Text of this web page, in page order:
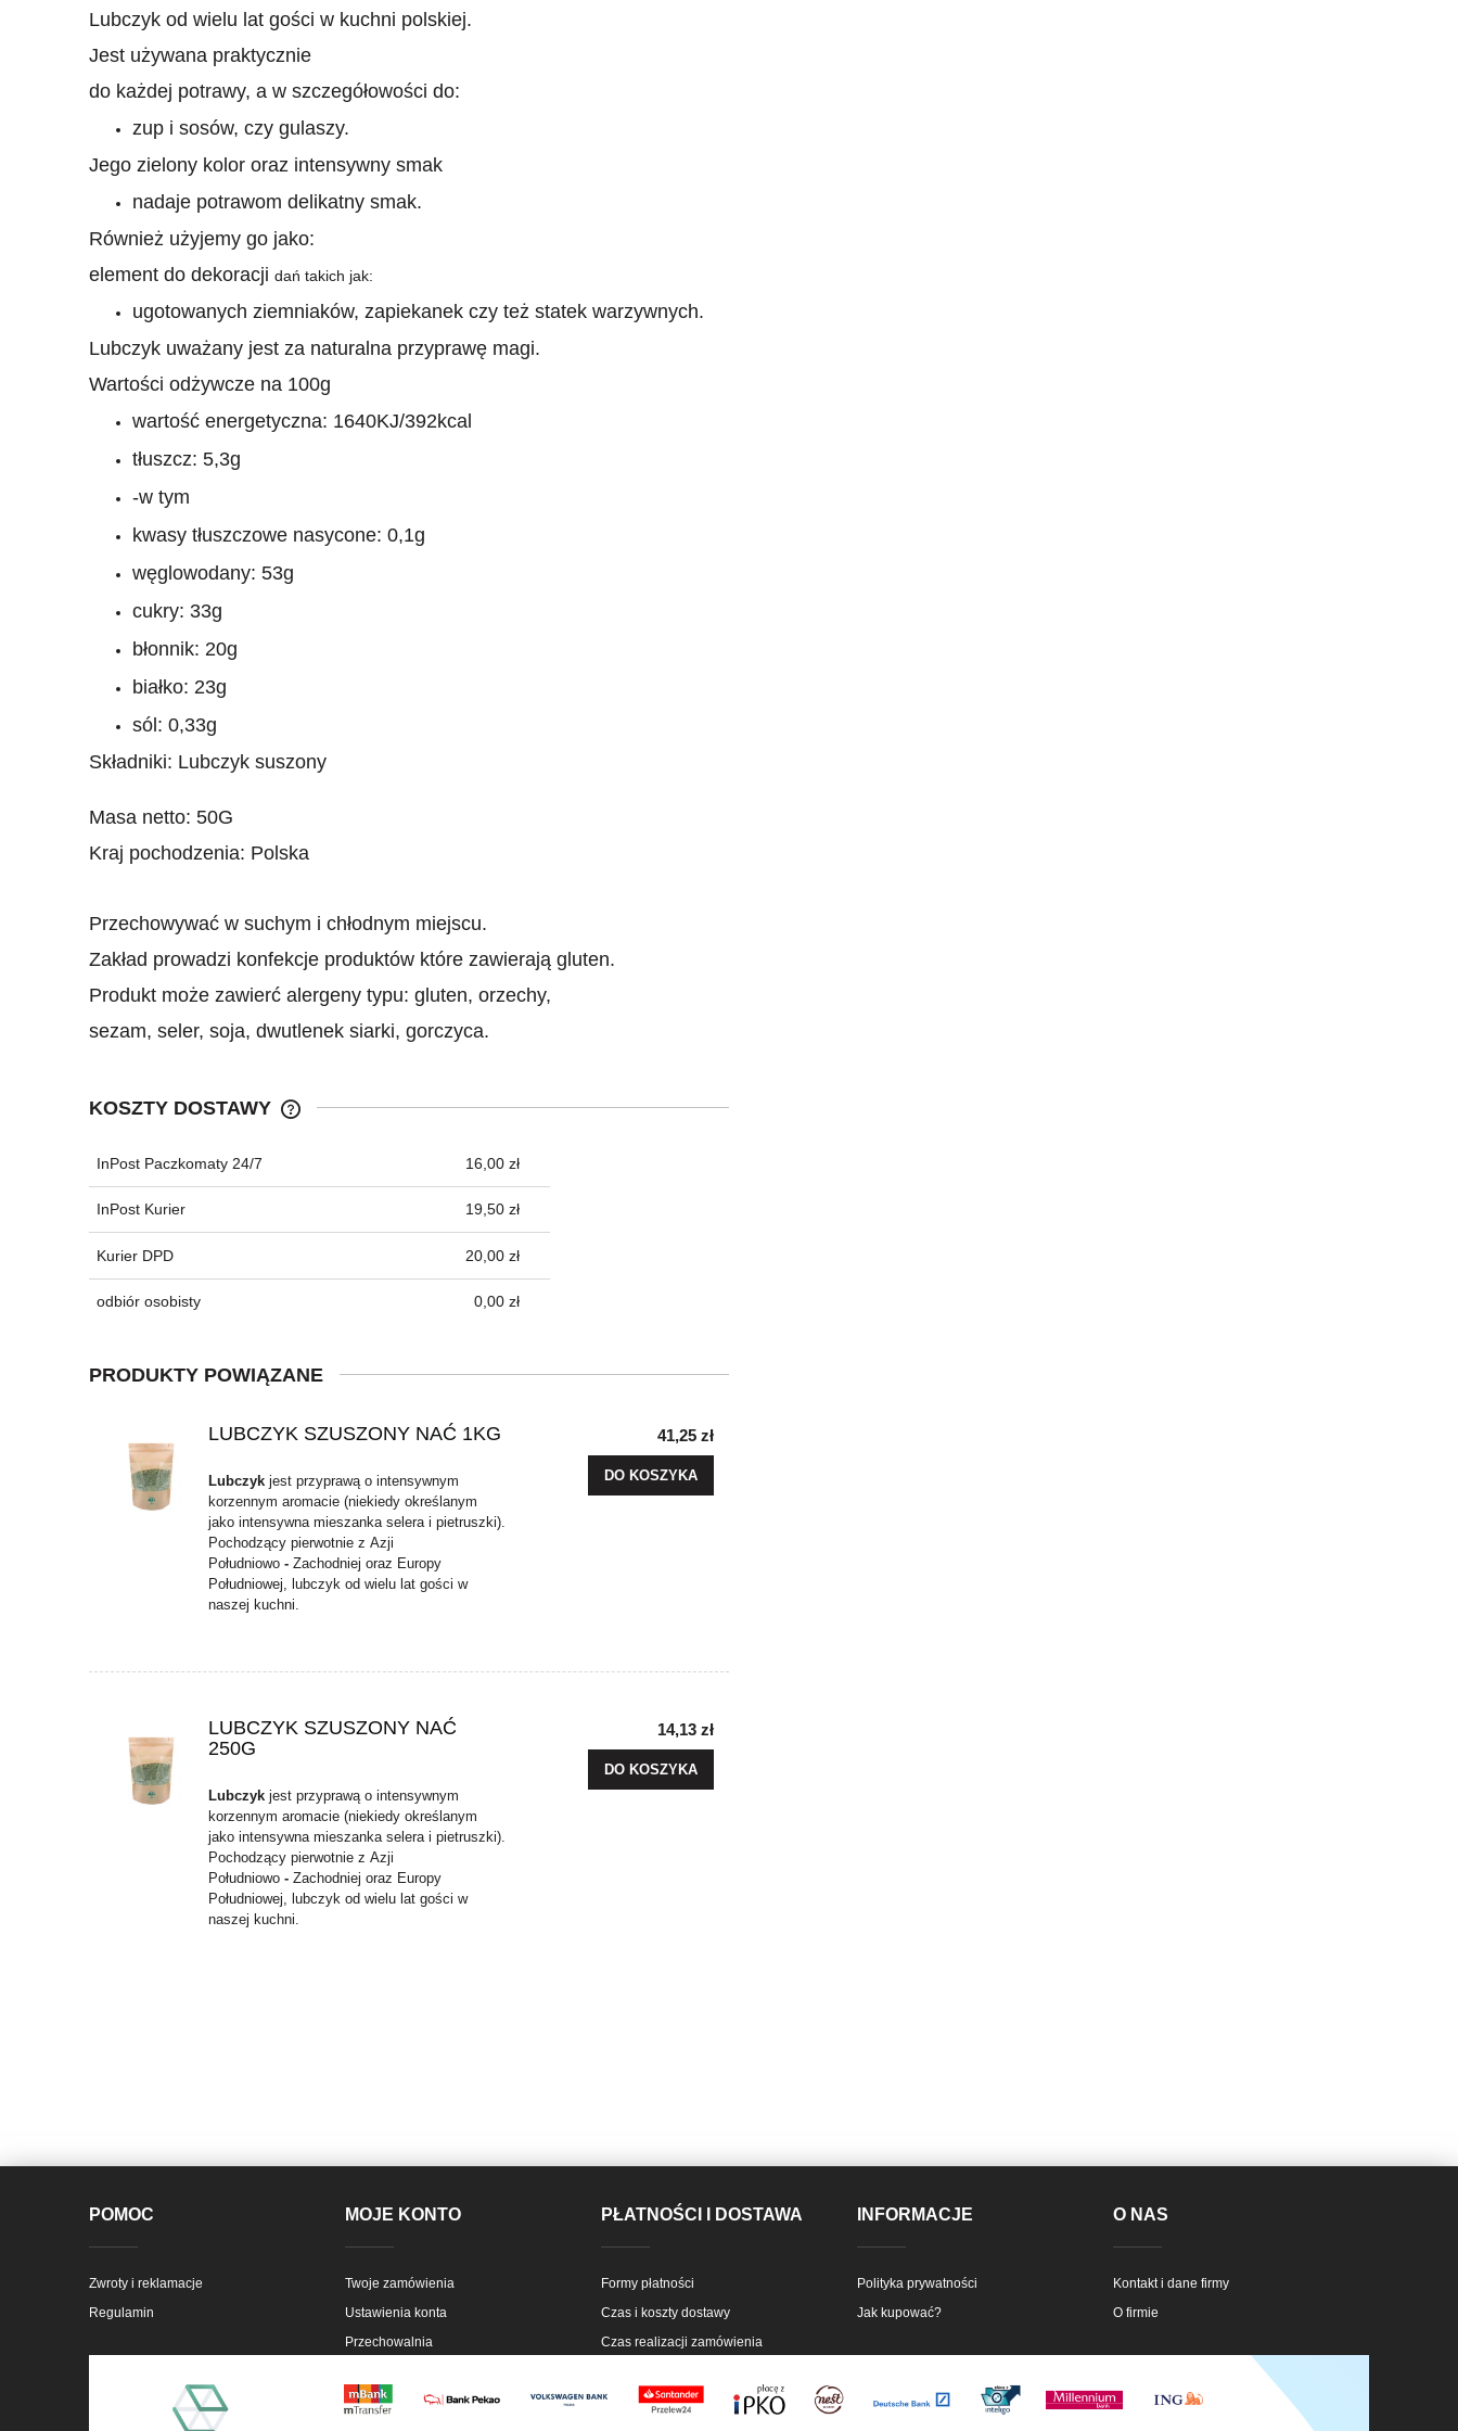
Lubczyk od wielu lat gości w kuchni polskiej.
Jest używana praktycznie
do każdej potrawy, a w szczegółowości do:
zup i sosów, czy gulaszy.
Jego zielony kolor oraz intensywny smak
nadaje potrawom delikatny smak.
Również użyjemy go jako:
element do dekoracji dań takich jak:
ugotowanych ziemniaków, zapiekanek czy też statek warzywnych.
Lubczyk uważany jest za naturalna przyprawę magi.
Wartości odżywcze na 100g
wartość energetyczna: 1640KJ/392kcal
tłuszcz: 5,3g
-w tym
kwasy tłuszczowe nasycone: 0,1g
węglowodany: 53g
cukry: 33g
błonnik: 20g
białko: 23g
sól: 0,33g
Składniki: Lubczyk suszony
Masa netto: 50G
Kraj pochodzenia: Polska
Przechowywać w suchym i chłodnym miejscu.
Zakład prowadzi konfekcje produktów które zawierają gluten.
Produkt może zawierć alergeny typu: gluten, orzechy,
sezam, seler, soja, dwutlenek siarki, gorczyca.
KOSZTY DOSTAWY
CENA NIE ZAWIERA EWENTUALNYCH
KOSZTÓW PŁATNOŚCI
InPost Paczkomaty 24/7 16,00 zł
InPost Kurier 19,50 zł
Kurier DPD 20,00 zł
odbiór osobisty 0,00 zł
PRODUKTY POWIĄZANE
LUBCZYK SZUSZONY NAĆ 1KG
Lubczykjest przyprawą o intensywnym
korzennym aromacie (niekiedy określanym
jako intensywna mieszanka selera i pietruszki).
Pochodzący pierwotnie z Azji
Południowo-Zachodniej oraz Europy
Południowej, lubczyk od wielu lat gości w
naszej kuchni.
41,25 zł
DO KOSZYKA
LUBCZYK SZUSZONY NAĆ
250G
Lubczykjest przyprawą o intensywnym
korzennym aromacie (niekiedy określanym
jako intensywna mieszanka selera i pietruszki).
Pochodzący pierwotnie z Azji
Południowo-Zachodniej oraz Europy
Południowej, lubczyk od wielu lat gości w
naszej kuchni.
14,13 zł
DO KOSZYKA
POMOC
Zwroty i reklamacje
Regulamin
MOJE KONTO
Twoje zamówienia
Ustawienia konta
Przechowalnia
PŁATNOŚCI I DOSTAWA
Formy płatności
Czas i koszty dostawy
Czas realizacji zamówienia
INFORMACJE
Polityka prywatności
Jak kupować?
O NAS
Kontakt i dane firmy
O firmie